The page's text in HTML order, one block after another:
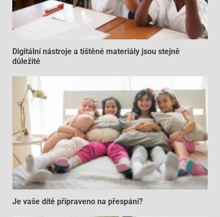
Digitální nástroje a tištěné materiály jsou stejně
důležité
Je vaše dítě připraveno na přespání?